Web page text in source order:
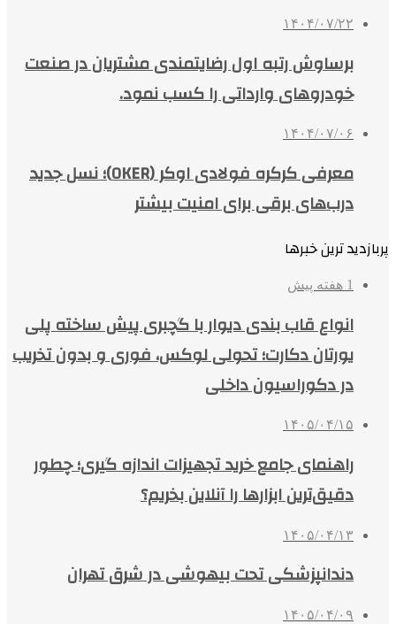
۱۴۰۴/۰۷/۲۲
برساوش رتبه اول رضایتمندی مشتریان در صنعت
خودروهای وارداتی را کسب نمود.
۱۴۰۴/۰۷/۰۶
معرفی کرکره فولادی اوکر (OKER)؛ نسل جدید
درب‌های برقی برای امنیت بیشتر
پربازدید ترین خبرها
1 هفته پیش
انواع قاب بندی دیوار با گچبری پیش ساخته پلی
یورتان دکارت؛ تحولی لوکس، فوری و بدون تخریب
در دکوراسیون داخلی
۱۴۰۵/۰۴/۱۵
راهنمای جامع خرید تجهیزات اندازه گیری؛ چطور
دقیق‌ترین ابزارها را آنلاین بخریم؟
۱۴۰۵/۰۴/۱۳
دندانپزشکی تحت بیهوشی در شرق تهران
۱۴۰۵/۰۴/۰۹